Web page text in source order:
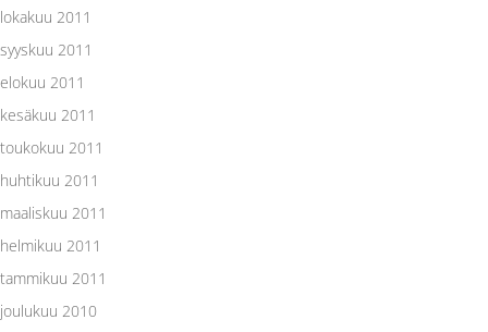
lokakuu 2011
syyskuu 2011
elokuu 2011
kesäkuu 2011
toukokuu 2011
huhtikuu 2011
maaliskuu 2011
helmikuu 2011
tammikuu 2011
joulukuu 2010